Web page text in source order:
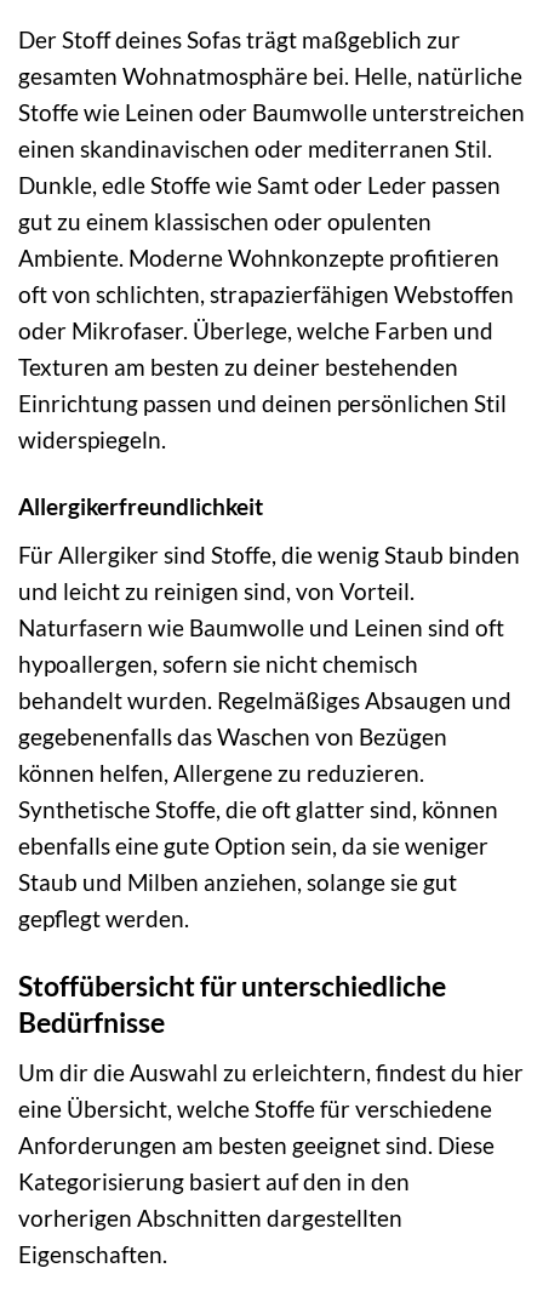
Der Stoff deines Sofas trägt maßgeblich zur
gesamten Wohnatmosphäre bei. Helle, natürliche
Stoffe wie Leinen oder Baumwolle unterstreichen
einen skandinavischen oder mediterranen Stil.
Dunkle, edle Stoffe wie Samt oder Leder passen
gut zu einem klassischen oder opulenten
Ambiente. Moderne Wohnkonzepte profitieren
oft von schlichten, strapazierfähigen Webstoffen
oder Mikrofaser. Überlege, welche Farben und
Texturen am besten zu deiner bestehenden
Einrichtung passen und deinen persönlichen Stil
widerspiegeln.
Allergikerfreundlichkeit
Für Allergiker sind Stoffe, die wenig Staub binden
und leicht zu reinigen sind, von Vorteil.
Naturfasern wie Baumwolle und Leinen sind oft
hypoallergen, sofern sie nicht chemisch
behandelt wurden. Regelmäßiges Absaugen und
gegebenenfalls das Waschen von Bezügen
können helfen, Allergene zu reduzieren.
Synthetische Stoffe, die oft glatter sind, können
ebenfalls eine gute Option sein, da sie weniger
Staub und Milben anziehen, solange sie gut
gepflegt werden.
Stoffübersicht für unterschiedliche
Bedürfnisse
Um dir die Auswahl zu erleichtern, findest du hier
eine Übersicht, welche Stoffe für verschiedene
Anforderungen am besten geeignet sind. Diese
Kategorisierung basiert auf den in den
vorherigen Abschnitten dargestellten
Eigenschaften.